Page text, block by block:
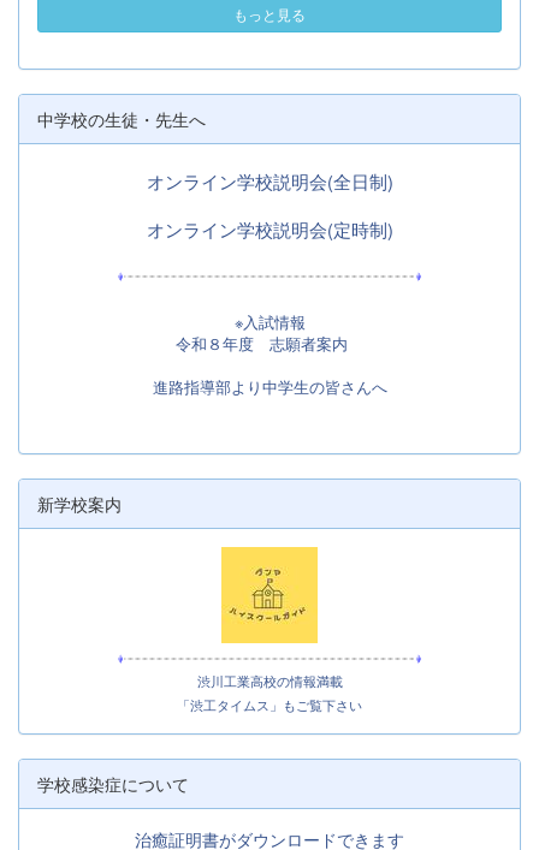
もっと見る
中学校の生徒・先生へ
オンライン学校説明会(全日制)
オンライン学校説明会(定時制)
※入試情報
令和８年度 志願者案内
進路指導部より中学生の皆さんへ
新学校案内
渋川工業高校の情報満載
「渋工タイムス」もご覧下さい
学校感染症について
治癒証明書がダウンロードできます